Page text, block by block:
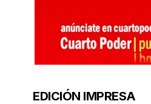
EDICIÓN IMPRESA